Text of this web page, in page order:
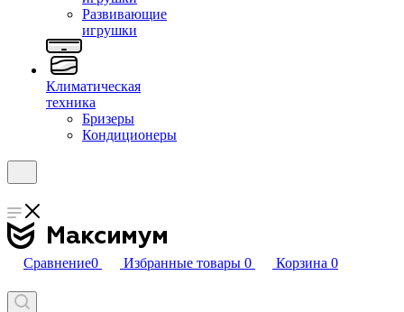
Развивающие
игрушки
Климатическая
техника
Бризеры
Кондиционеры
Сравнение0 Избранные товары 0 Корзина 0